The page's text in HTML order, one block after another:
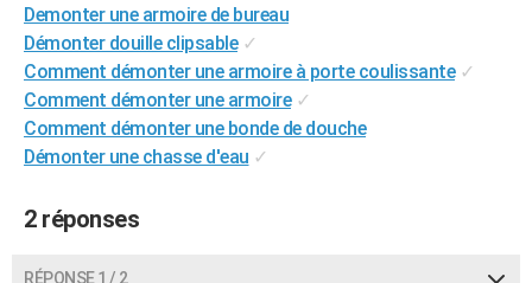
CARTE DE VOEUX
Carte de Noël
Carte Bonne année
Carte Saint-Valentin
Carte Pâques
Carte d'anniversaire
DICTIONNAIRE
Dictionnaire
Biographies
Citations
Expressions
Proverbes
COPAINS D'AVANT
S'inscrire
Se connecter
Lycées
Collèges
Primaires
Universités
Entreprises
Service militaire
Avis de recherche
AVIS DE DÉCÈS
Demonter une armoire de bureau
Démonter douille clipsable ✓
Comment démonter une armoire à porte coulissante ✓
Comment démonter une armoire ✓
Comment démonter une bonde de douche
Démonter une chasse d'eau ✓
2 réponses
RÉPONSE 1 / 2